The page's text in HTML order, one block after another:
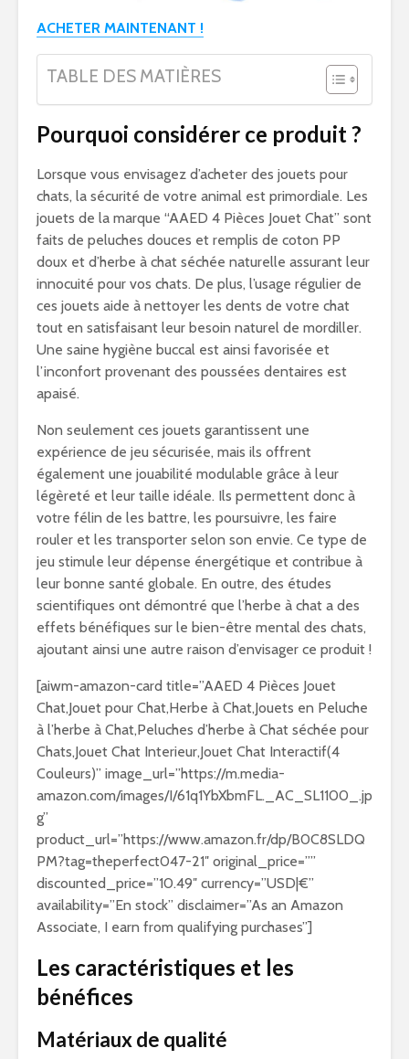
ACHETER MAINTENANT !
TABLE DES MATIÈRES
Pourquoi considérer ce produit ?
Lorsque vous envisagez d’acheter des jouets pour
chats, la sécurité de votre animal est primordiale. Les
jouets de la marque “AAED 4 Pièces Jouet Chat” sont
faits de peluches douces et remplis de coton PP
doux et d’herbe à chat séchée naturelle assurant leur
innocuité pour vos chats. De plus, l’usage régulier de
ces jouets aide à nettoyer les dents de votre chat
tout en satisfaisant leur besoin naturel de mordiller.
Une saine hygiène buccal est ainsi favorisée et
l’inconfort provenant des poussées dentaires est
apaisé.
Non seulement ces jouets garantissent une
expérience de jeu sécurisée, mais ils offrent
également une jouabilité modulable grâce à leur
légèreté et leur taille idéale. Ils permettent donc à
votre félin de les battre, les poursuivre, les faire
rouler et les transporter selon son envie. Ce type de
jeu stimule leur dépense énergétique et contribue à
leur bonne santé globale. En outre, des études
scientifiques ont démontré que l’herbe à chat a des
effets bénéfiques sur le bien-être mental des chats,
ajoutant ainsi une autre raison d’envisager ce produit !
[aiwm-amazon-card title=”AAED 4 Pièces Jouet
Chat,Jouet pour Chat,Herbe à Chat,Jouets en Peluche
à l’herbe à Chat,Peluches d’herbe à Chat séchée pour
Chats,Jouet Chat Interieur,Jouet Chat Interactif(4
Couleurs)” image_url=”https://m.media-
amazon.com/images/I/61q1YbXbmFL._AC_SL1100_.jp
g”
product_url=”https://www.amazon.fr/dp/B0C8SLDQ
PM?tag=theperfect047-21″ original_price=””
discounted_price=”10.49″ currency=”USD|€”
availability=”En stock” disclaimer=”As an Amazon
Associate, I earn from qualifying purchases”]
Les caractéristiques et les
bénéfices
Matériaux de qualité